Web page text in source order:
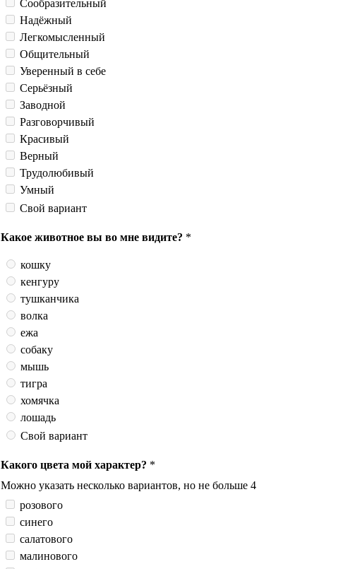
Сообразительный
Надёжный
Легкомысленный
Общительный
Уверенный в себе
Серьёзный
Заводной
Разговорчивый
Красивый
Верный
Трудолюбивый
Умный
Свой вариант
Какое животное вы во мне видите? *
кошку
кенгуру
тушканчика
волка
ежа
собаку
мышь
тигра
хомячка
лошадь
Свой вариант
Какого цвета мой характер? *
Можно указать несколько вариантов, но не больше 4
розового
синего
салатового
малинового